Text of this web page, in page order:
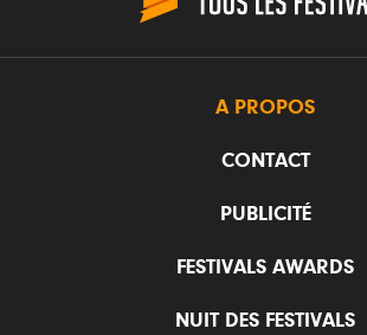
A PROPOS
CONTACT
PUBLICITÉ
FESTIVALS AWARDS
NUIT DES FESTIVALS